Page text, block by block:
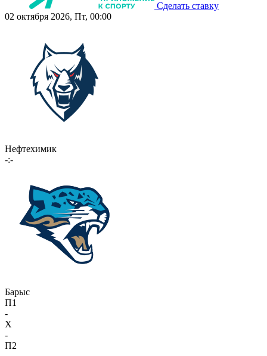
Сделать ставку
02 октября 2026, Пт, 00:00
Нефтехимик
-:-
Барыс
П1
-
X
-
П2